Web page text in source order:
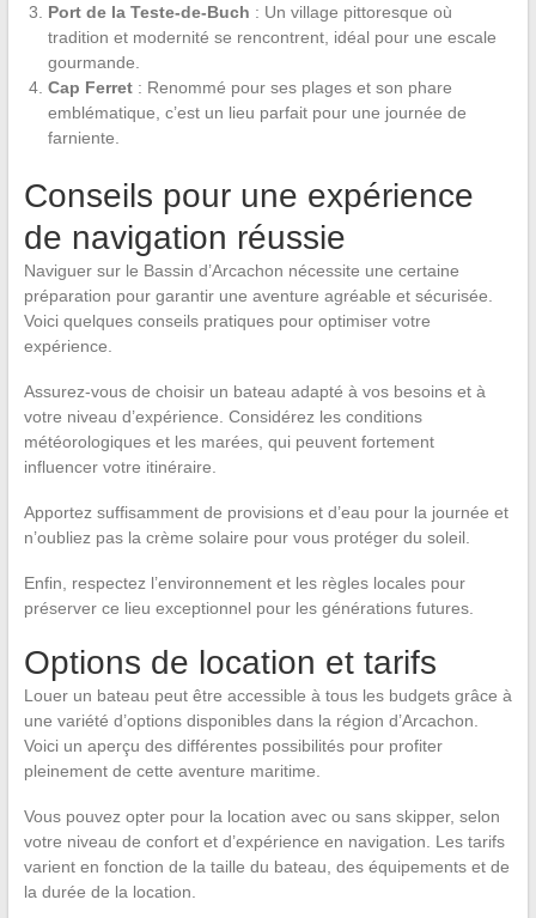
Port de la Teste-de-Buch : Un village pittoresque où
tradition et modernité se rencontrent, idéal pour une escale
gourmande.
Cap Ferret: Renommé pour ses plages et son phare
emblématique, c’est un lieu parfait pour une journée de
farniente.
Conseils pour une expérience
de navigation réussie
Naviguer sur le Bassin d’Arcachon nécessite une certaine
préparation pour garantir une aventure agréable et sécurisée.
Voici quelques conseils pratiques pour optimiser votre
expérience.
Assurez-vous de choisir un bateau adapté à vos besoins et à
votre niveau d’expérience. Considérez les conditions
météorologiques et les marées, qui peuvent fortement
influencer votre itinéraire.
Apportez suffisamment de provisions et d’eau pour la journée et
n’oubliez pas la crème solaire pour vous protéger du soleil.
Enfin, respectez l’environnement et les règles locales pour
préserver ce lieu exceptionnel pour les générations futures.
Options de location et tarifs
Louer un bateau peut être accessible à tous les budgets grâce à
une variété d’options disponibles dans la région d’Arcachon.
Voici un aperçu des différentes possibilités pour profiter
pleinement de cette aventure maritime.
Vous pouvez opter pour la location avec ou sans skipper, selon
votre niveau de confort et d’expérience en navigation. Les tarifs
varient en fonction de la taille du bateau, des équipements et de
la durée de la location.